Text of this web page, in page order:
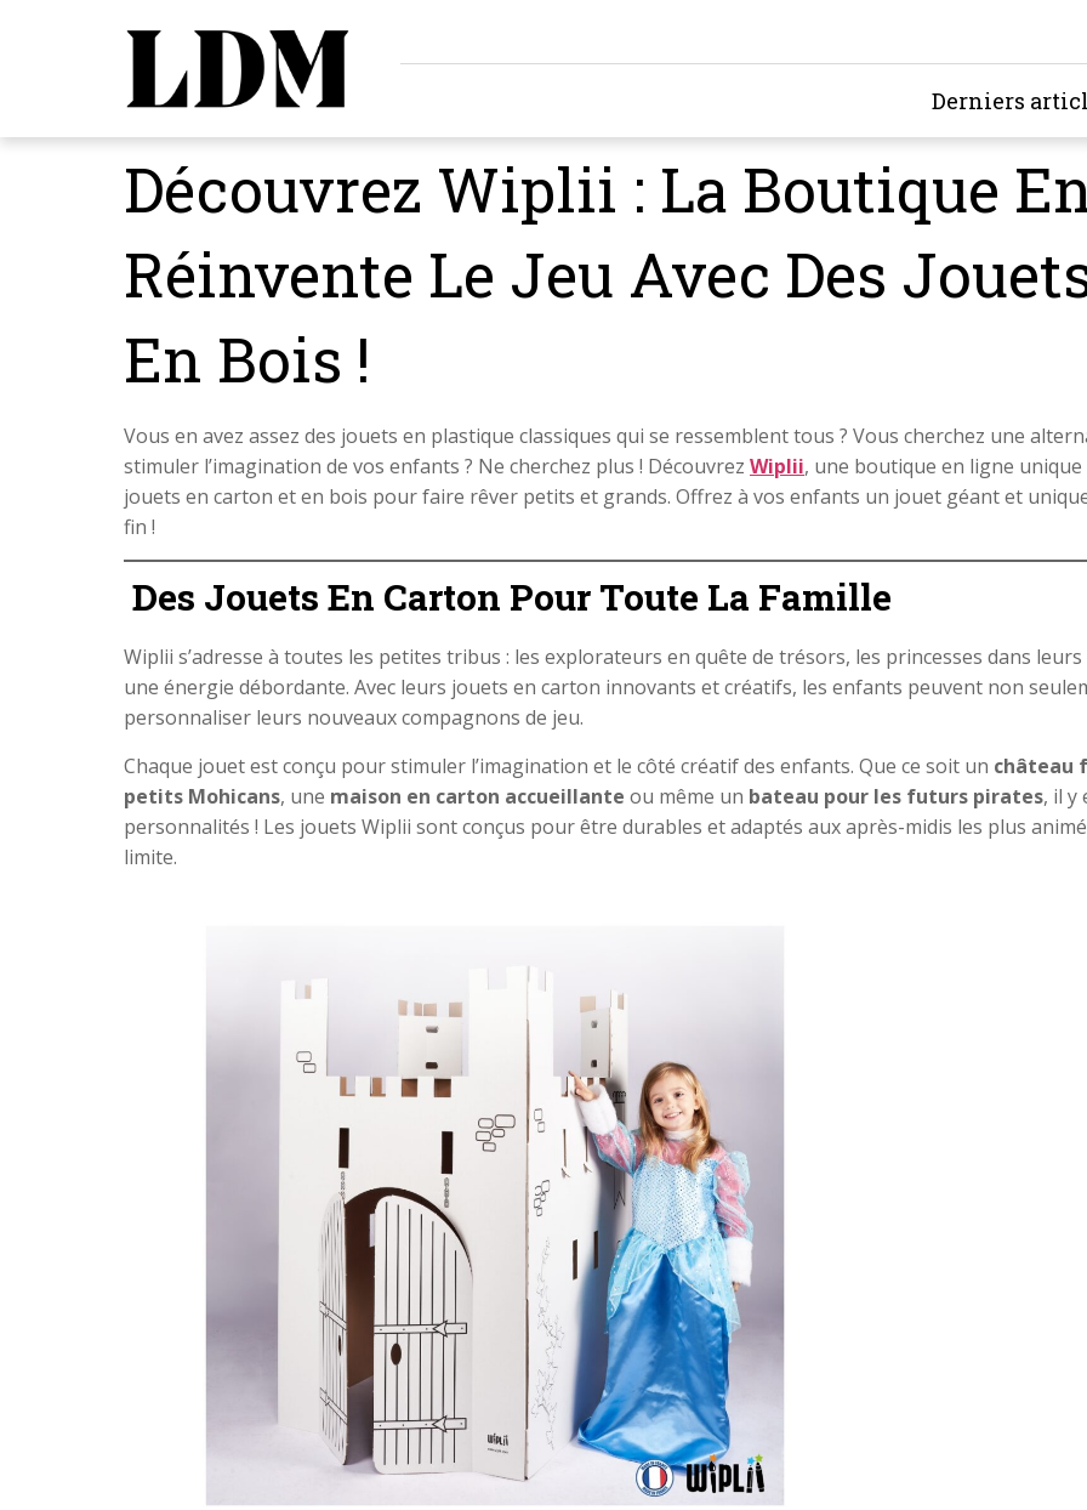
Derniers
Découvrez Wiplii : La Boutique
Réinvente Le Jeu Avec Des
En Bois !
Vous en avez assez des jouets en plastique classiques qui se ressemblent tous ? Vous cherchez une
stimuler l’imagination de vos enfants ? Ne cherchez plus ! Découvrez Wiplii, une boutique en ligne
jouets en carton et en bois pour faire rêver petits et grands. Offrez à vos enfants un jouet géant et
fin !
Des Jouets En Carton Pour Toute La Famille
Wiplii s’adresse à toutes les petites tribus : les explorateurs en quête de trésors, les princesses dans
une énergie débordante. Avec leurs jouets en carton innovants et créatifs, les enfants peuvent non
personnaliser leurs nouveaux compagnons de jeu.
Chaque jouet est conçu pour stimuler l’imagination et le côté créatif des enfants. Que ce soit un château
petits Mohicans, une maison en carton accueillante ou même un bateau pour les futurs pirates, il y
personnalités ! Les jouets Wiplii sont conçus pour être durables et adaptés aux après-midis les plus
limite.